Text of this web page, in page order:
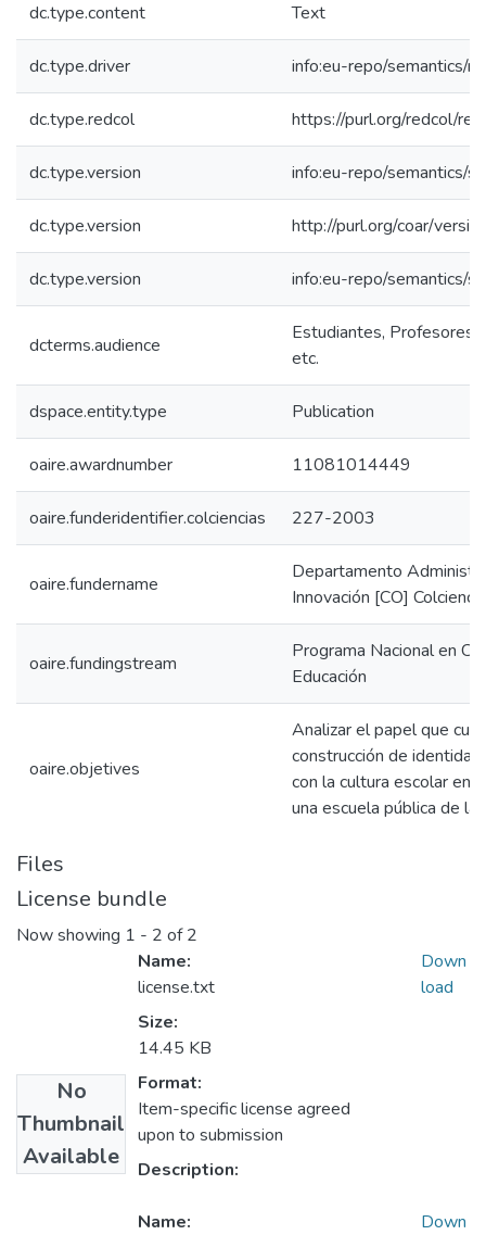
dc.type.content Text
dc.type.driver info:eu-repo/semantics/
dc.type.redcol https://purl.org/redcol/
dc.type.version info:eu-repo/semantics/
dc.type.version http://purl.org/coar/
dc.type.version info:eu-repo/semantics/
dcterms.audience
Estudiantes, Profesores,
etc.
dspace.entity.type Publication
oaire.awardnumber 11081014449
oaire.funderidentifier.colciencias 227-2003
oaire.fundername
Departamento
Innovación [CO]
oaire.fundingstream
Programa Nacional en
Educación
oaire.objetives
Analizar el papel que
construcción de
con la cultura escolar en
una escuela pública de
Files
License bundle
Now showing 1 - 2 of 2
No
Thumbnail
Available
Name:
license.txt
Size:
14.45 KB
Format:
Item-specific license agreed
upon to submission
Description:
Down
load
Name: Down